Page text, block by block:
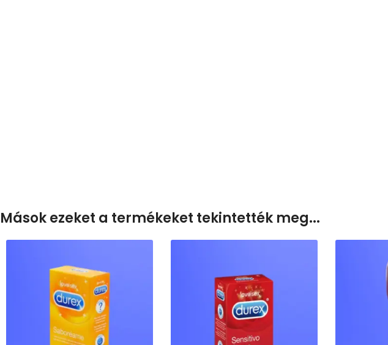
Mások ezeket a termékeket tekintették meg...